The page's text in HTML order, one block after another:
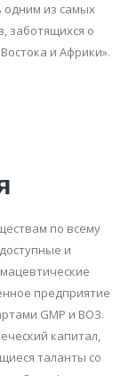
одним из самых
заботящихся о
и Африки».
по всему
и
предприятие
GMP и ВОЗ.
капитал,
таланты со